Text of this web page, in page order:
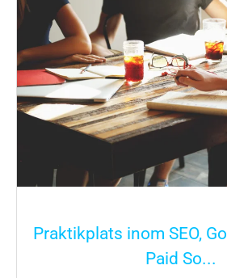
Praktikplats inom SEO,
Paid So...